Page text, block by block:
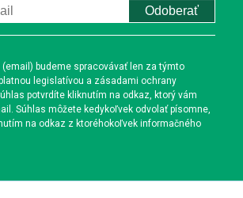
Odoberať
budeme spracovávať len za týmto
legislatívou a zásadami ochrany
potvrdíte kliknutím na odkaz, ktorý vám
Súhlas môžete kedykoľvek odvolať písomne,
na odkaz z ktoréhokoľvek informačného